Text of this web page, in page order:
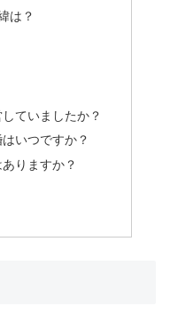
は？
ていましたか？
いつですか？
りますか？